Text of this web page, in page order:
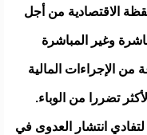
الاقتصادية من أجل
وغير المباشرة
من الإجراءات المالية
تضررا من الوباء.
انتشار العدوى في